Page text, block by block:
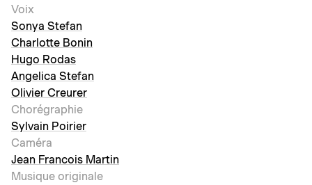
Voix
Sonya Stefan
Charlotte Bonin
Hugo Rodas
Angelica Stefan
Olivier Creurer
Chorégraphie
Sylvain Poirier
Caméra
Jean Francois Martin
Musique originale